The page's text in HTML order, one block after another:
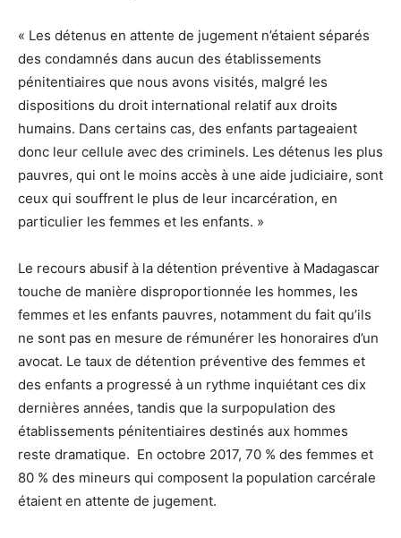
« Les détenus en attente de jugement n’étaient séparés
des condamnés dans aucun des établissements
pénitentiaires que nous avons visités, malgré les
dispositions du droit international relatif aux droits
humains. Dans certains cas, des enfants partageaient
donc leur cellule avec des criminels. Les détenus les plus
pauvres, qui ont le moins accès à une aide judiciaire, sont
ceux qui souffrent le plus de leur incarcération, en
particulier les femmes et les enfants. »
Le recours abusif à la détention préventive à Madagascar
touche de manière disproportionnée les hommes, les
femmes et les enfants pauvres, notamment du fait qu’ils
ne sont pas en mesure de rémunérer les honoraires d’un
avocat. Le taux de détention préventive des femmes et
des enfants a progressé à un rythme inquiétant ces dix
dernières années, tandis que la surpopulation des
établissements pénitentiaires destinés aux hommes
reste dramatique. En octobre 2017, 70 % des femmes et
80 % des mineurs qui composent la population carcérale
étaient en attente de jugement.